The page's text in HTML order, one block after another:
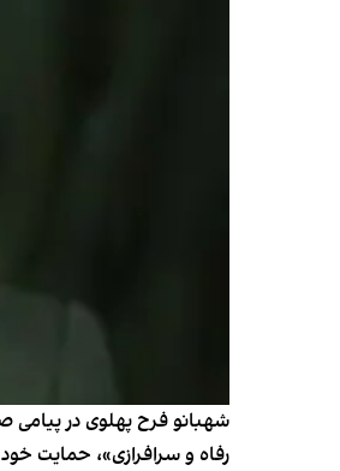
شهبانو فرح پهلوی در پیامی
رفاه و سرافرازی»، حمایت خود